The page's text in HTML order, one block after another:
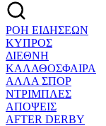
ΡΟΗ ΕΙΔΗΣΕΩΝ
ΚΥΠΡΟΣ
ΔΙΕΘΝΗ
ΚΑΛΑΘΟΣΦΑΙΡΑ
ΑΛΛΑ ΣΠΟΡ
ΝΤΡΙΜΠΛΕΣ
ΑΠΟΨΕΙΣ
AFTER DERBY